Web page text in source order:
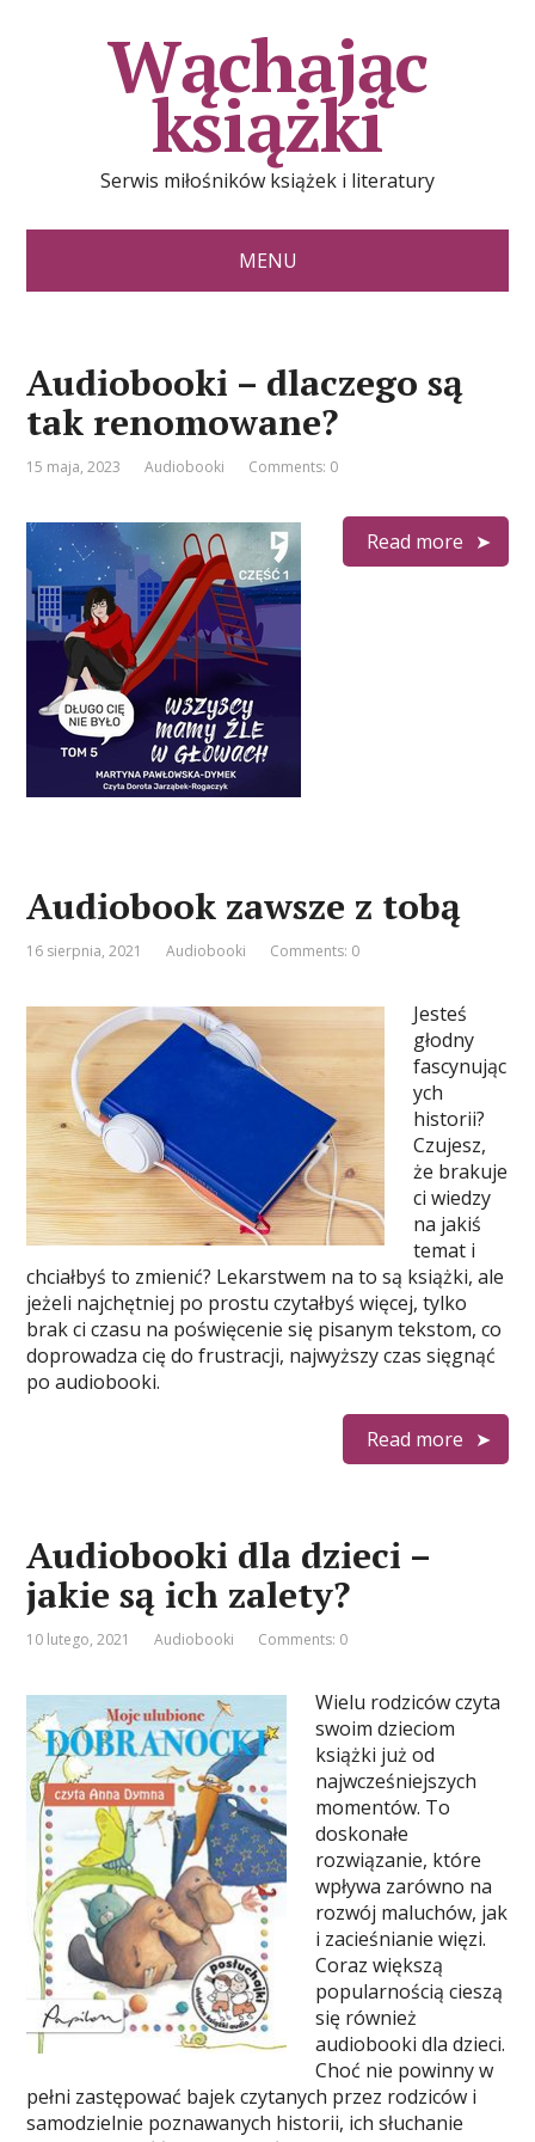
Wąchając
książki
Serwis miłośników książek i literatury
MENU
Audiobooki – dlaczego są
tak renomowane?
15 maja, 2023 Audiobooki Comments: 0
Read more
Audiobook zawsze z tobą
16 sierpnia, 2021 Audiobooki Comments: 0
Jesteś
głodny
fascynując
ych
historii?
Czujesz,
że brakuje
ci wiedzy
na jakiś
temat i
chciałbyś to zmienić? Lekarstwem na to są książki, ale
jeżeli najchętniej po prostu czytałbyś więcej, tylko
brak ci czasu na poświęcenie się pisanym tekstom, co
doprowadza cię do frustracji, najwyższy czas sięgnąć
po audiobooki.
Read more
Audiobooki dla dzieci –
jakie są ich zalety?
10 lutego, 2021 Audiobooki Comments: 0
Wielu rodziców czyta
swoim dzieciom
książki już od
najwcześniejszych
momentów. To
doskonałe
rozwiązanie, które
wpływa zarówno na
rozwój maluchów, jak
i zacieśnianie więzi.
Coraz większą
popularnością cieszą
się również
audiobooki dla dzieci.
Choć nie powinny w
pełni zastępować bajek czytanych przez rodziców i
samodzielnie poznawanych historii, ich słuchanie